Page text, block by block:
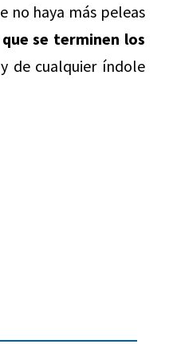
no haya más peleas
que se terminen los
de cualquier índole